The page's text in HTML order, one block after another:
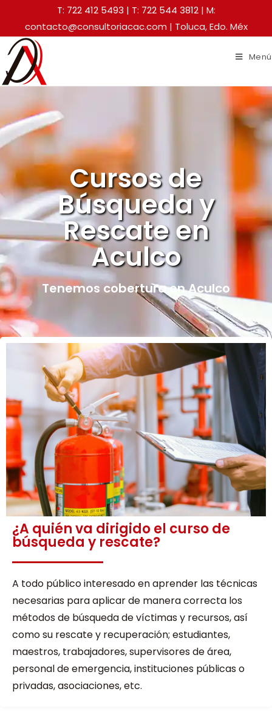
T: 722 412 5493 | T: 722 544 3812| M:
contacto@consultoriacac.com | Toluca, Edo. Méx
Menú
Cursos de
Búsqueda y
Rescate en
Aculco
Tenemos cobertura en Aculco
¿A quién va dirigido el curso de
búsqueda y rescate?
A todo público interesado en aprender las técnicas
necesarias para aplicar de manera correcta los
métodos de búsqueda de víctimas y recursos, así
como su rescate y recuperación; estudiantes,
maestros, trabajadores, supervisores de área,
personal de emergencia, instituciones públicas o
privadas, asociaciones, etc.